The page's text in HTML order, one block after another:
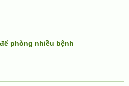
phòng nhiều bệnh